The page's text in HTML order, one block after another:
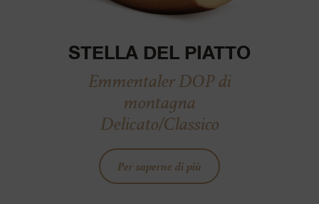
STELLA DEL PIATTO
Emmentaler DOP di
montagna
Delicato/Classico
Per saperne di più